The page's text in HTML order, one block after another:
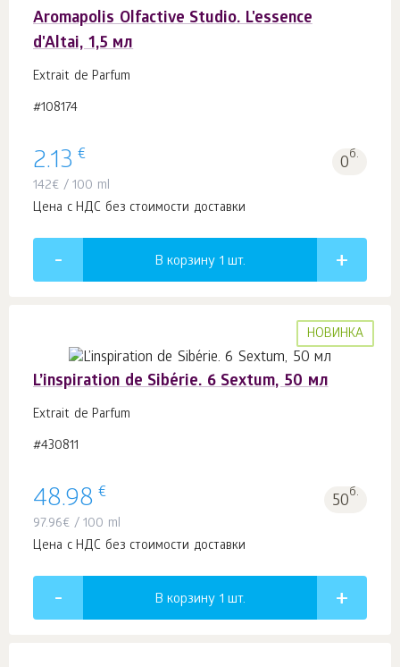
Aromapolis Olfactive Studio. L'essence
d'Altai, 1,5 мл
Extrait de Parfum
#108174
2.13 € 0б.
142€ / 100 ml
Цена с НДС без стоимости доставки
В корзину 1 шт.
НОВИНКА
L’inspiration de Sibérie. 6 Sextum, 50 мл
Extrait de Parfum
#430811
48.98 € 50б.
97.96€ / 100 ml
Цена с НДС без стоимости доставки
В корзину 1 шт.